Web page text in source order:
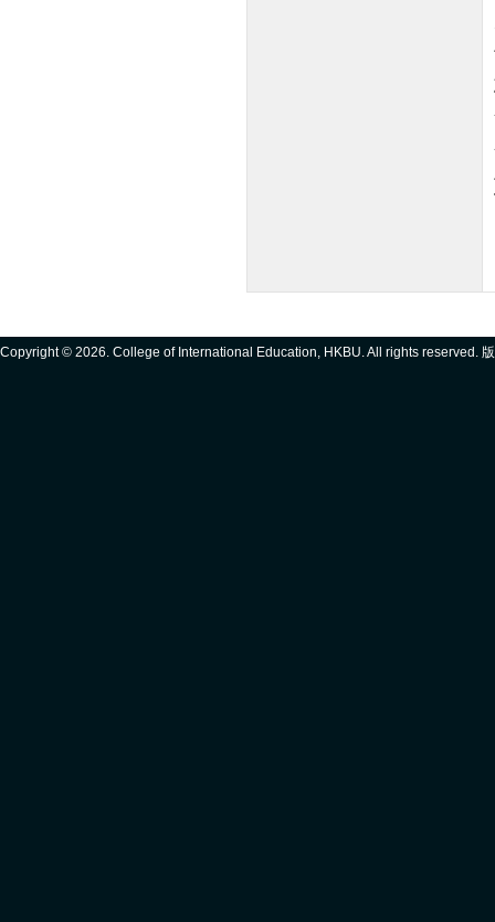
Copyright © 2026. College of International Education, HKBU. All rights reserved.